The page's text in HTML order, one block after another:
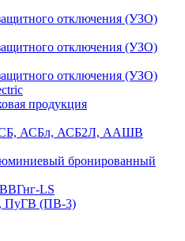
отключения (УЗО)
отключения (УЗО)
отключения (УЗО)
продукция
АСБл, АСБ2Л, ААШВ
бронированный
LS
ПуГВ (ПВ-3)